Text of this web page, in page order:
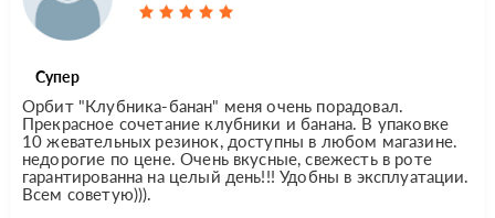
Супер
Орбит "Клубника-банан" меня очень порадовал.
Прекрасное сочетание клубники и банана. В упаковке
10 жевательных резинок, доступны в любом магазине.
недорогие по цене. Очень вкусные, свежесть в роте
гарантированна на целый день!!! Удобны в эксплуатации.
Всем советую))).